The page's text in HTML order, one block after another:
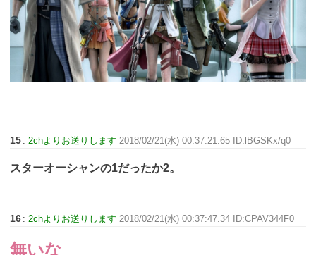
15 : 2chよりお送りします 2018/02/21(水) 00:37:21.65 ID:lBGSKx/q0
スターオーシャンの1だったか2。
16 : 2chよりお送りします 2018/02/21(水) 00:37:47.34 ID:CPAV344F0
無いな